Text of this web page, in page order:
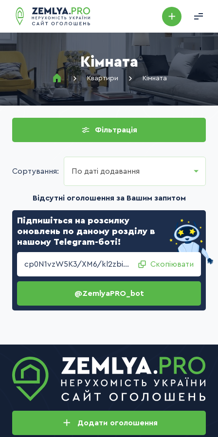
Кімната
Квартири Кімната
Фільтрація
Сортування: По даті додавання
Відсутні оголошення за Вашим запитом
Підпишіться на розсилку
оновлень по даному розділу в
нашому Telegram-боті!
cp0N1vzW5K3/XM6/kl2zbiWeCyfbEaBvVdxTWDy6csE1KUQxtLqSyHuqe+7Fn+MJ+IY+7Sl5jLyqNEo/L2izDQ== Скопіювати
@ZemlyaPRO_bot
Додати оголошення